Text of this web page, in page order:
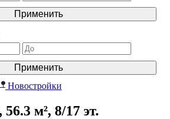
Применить
Применить
Новостройки
м², 8/17 эт.